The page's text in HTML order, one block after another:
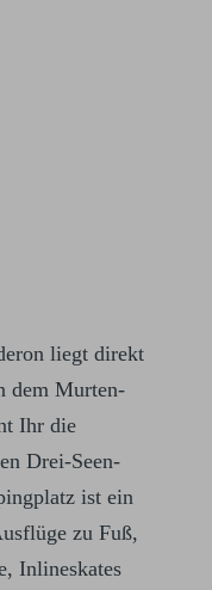
liegt direkt
dem Murten-
Ihr die
Drei-Seen-
ist ein
zu Fuß,
Inlineskates